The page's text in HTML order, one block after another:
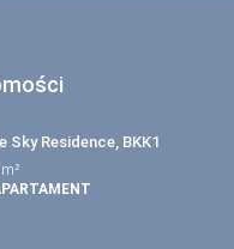
Sky Residence, BKK1
m²